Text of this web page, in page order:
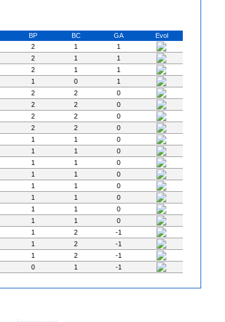
BP BC GA
Evol
2 1
1
2 1
1
2 1
1
1 0
1
2 2
0
2 2
0
2 2
0
2 2
0
1 1
0
1 1
0
1 1
0
1 1
0
1 1
0
1 1
0
1 1
0
1 1
0
1 2
-1
1 2
-1
1 2
-1
0 1 -1